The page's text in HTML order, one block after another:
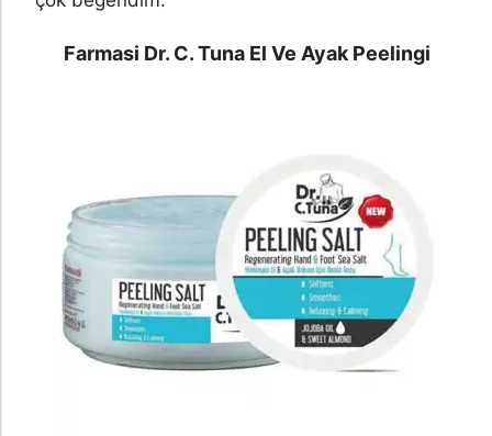
Farmasi Dr. C. Tuna El Ve Ayak Peelingi